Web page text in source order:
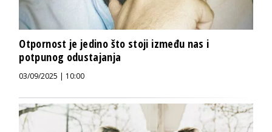
Otpornost je jedino što stoji između nas i
potpunog odustajanja
03/09/2025 | 10:00